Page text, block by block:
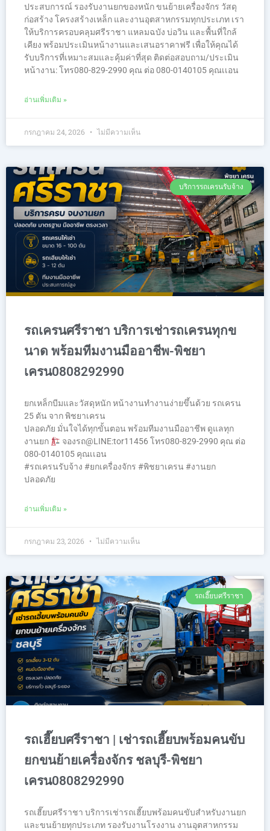
ประสบการณ์ รองรับงานยกของหนัก ขนย้ายเครื่องจักร วัสดุ
ก่อสร้าง โครงสร้างเหล็ก และงานอุตสาหกรรมทุกประเภท เรา
ให้บริการครอบคลุมศรีราชา แหลมฉบัง บ่อวิน และพื้นที่ใกล้
เคียง พร้อมประเมินหน้างานและเสนอราคาฟรี เพื่อให้คุณได้
รับบริการที่เหมาะสมและคุ้มค่าที่สุด ติดต่อสอบถาม/ประเมิน
หน้างาน: โทร080-829-2990 คุณ ต่อ 080-0140105 คุณเเอน
อ่านเพิ่มเติม »
กรกฎาคม 24, 2026 ไม่มีความเห็น
บริการรถเครนรับจ้าง
รถเครนศรีราชา บริการเช่ารถเครนทุกข
นาด พร้อมทีมงานมืออาชีพ-พิชยา
เครน0808292990
ยกเหล็กบีมและวัสดุหนัก หน้างานทำงานง่ายขึ้นด้วย รถเครน
25 ตัน จาก พิชยาเครน
ปลอดภัย มั่นใจได้ทุกขั้นตอน พร้อมทีมงานมืออาชีพ ดูแลทุก
งานยก
จองรถ@LINE:tor11456 โทร080-829-2990 คุณ ต่อ
080-0140105 คุณเเอน
#รถเครนรับจ้าง #ยกเครื่องจักร #พิชยาเครน #งานยก
ปลอดภัย
อ่านเพิ่มเติม »
กรกฎาคม 23, 2026 ไม่มีความเห็น
รถเฮี๊ยบศรีราชา
รถเฮี๊ยบศรีราชา | เช่ารถเฮี๊ยบพร้อมคนขับ
ยกขนย้ายเครื่องจักร ชลบุรี-พิชยา
เครน0808292990
รถเฮี๊ยบศรีราชา บริการเช่ารถเฮี๊ยบพร้อมคนขับสำหรับงานยก
และขนย้ายทุกประเภท รองรับงานโรงงาน งานอุตสาหกรรม